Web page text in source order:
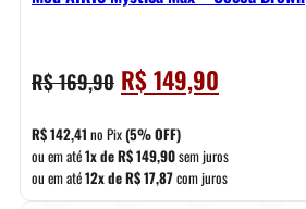
R$169,90 O
preço
original
era:
R$ 169,90.
R$149,90
preço
é:
R$ 149,90.
R$142,41 no Pix(5% OFF)
ou em até1x deR$149,90sem juros
ou em até12x deR$17,87com juros